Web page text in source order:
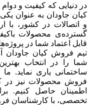
در دنیایی که کیفیت و
کیان جاودان به عنوان
و اتصالات در کشور، با
گسترده‌‌ی محصولات
قابل اعتماد شما در
تیم فروش کیان جاودان
شما را در انتخاب
ساختمانی یاری نماید.
فروش محصولات نیز در
اطمینان حاصل کنیم.
تخصصی، با کارشناسان